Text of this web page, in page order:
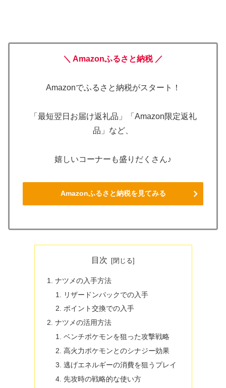
＼ Amazonふるさと納税 ／
Amazonでふるさと納税がスタート！
「最短翌日お届け返礼品」「Amazon限定返礼
品」など、
嬉しいコーナーも盛りだくさん♪
Amazonふるさと納税を見てみる
目次
ナツメの入手方法
リザードンパックでの入手
ポイント交換での入手
ナツメの活用方法
ベンチポケモンを狙った攻撃戦略
高火力ポケモンとのシナジー効果
逃げエネルギーの消費を狙うプレイ
先攻時の戦略的な使い方